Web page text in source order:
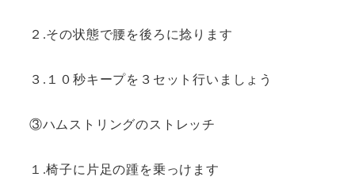
２.その状態で腰を後ろに捻ります
３.１０秒キープを３セット行いましょう
③ハムストリングのストレッチ
１.椅子に片足の踵を乗っけます